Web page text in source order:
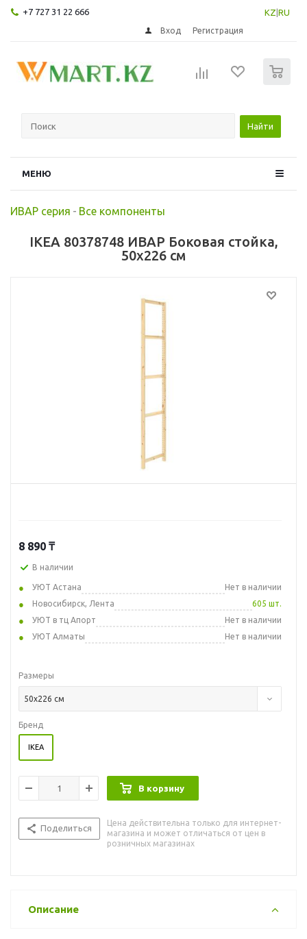
+7 727 31 22 666 KZ RU
Вход Регистрация
Найти
МЕНЮ
ИВАР серия - Все компоненты
IKEA 80378748 ИВАР Боковая стойка,
50x226 см
8 890 ₸
В наличии
УЮТ Астана
Нет в наличии
Новосибирск, Лента
605 шт.
УЮТ в тц Апорт
Нет в наличии
УЮТ Алматы
Нет в наличии
Размеры
50x226 см
Бренд
IKEA
В корзину
Поделиться
Цена действительна только для интернет-
магазина и может отличаться от цен в
розничных магазинах
Описание